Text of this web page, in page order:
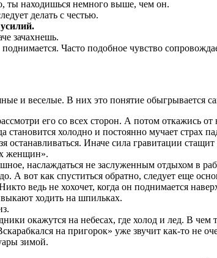
ты находишься немного выше, чем он.
делать с честью.
зачахнешь.
Часто подобное чувство
и веселые. В них это понятие обыгрывается
его со всех сторон. А потом откажись
холодно и постоянно мучает страх
останавливаться. Иначе сила гравитации стащит
женщин».
наслаждаться не заслуженным отдыхом в
А вот как спуститься обратно, следует еще
ведь не хохочет, когда он поднимается
ходить на шпильках.
окажутся на небесах, где холод и лед. В чем
на пригорок» уже звучит как-то не
зимой.